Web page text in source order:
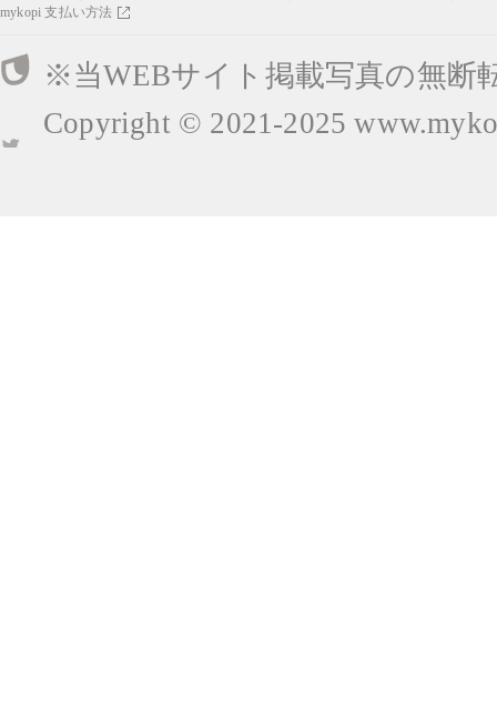
mykopi 支払い方法
※当WEBサイト掲載写真の無断
Copyright © 2021-2025